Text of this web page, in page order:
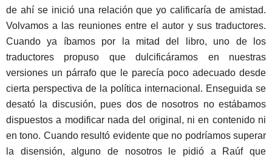
de ahí se inició una relación que yo calificaría de amistad.
Volvamos a las reuniones entre el autor y sus traductores.
Cuando ya íbamos por la mitad del libro, uno de los
traductores propuso que dulcificáramos en nuestras
versiones un párrafo que le parecía poco adecuado desde
cierta perspectiva de la política internacional. Enseguida se
desató la discusión, pues dos de nosotros no estábamos
dispuestos a modificar nada del original, ni en contenido ni
en tono. Cuando resultó evidente que no podríamos superar
la disensión, alguno de nosotros le pidió a Raúf que